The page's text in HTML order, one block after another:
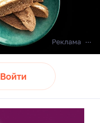
Войти